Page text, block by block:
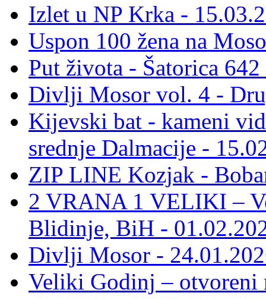
Izlet u NP Krka -
Uspon 100 žena na
Put života - Šatorica
Divlji Mosor vol. 4 -
Kijevski bat - kameni
srednje Dalmacije -
ZIP LINE Kozjak -
2 VRANA 1 VELIKI –
Blidinje, BiH -
Divlji Mosor -
Veliki Godinj – otvoreni